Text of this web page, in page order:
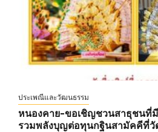
ประเพณีและวัฒนธรรม
หนองคาย-ขอเชิญชวนสาธุชนที่
รวมพลังบุญต่อทุนกฐินสามัคคีที่วั